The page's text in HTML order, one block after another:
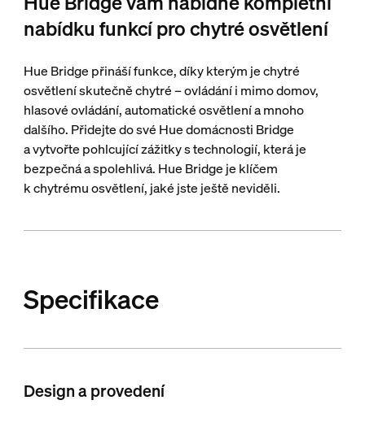
nabídku funkcí pro chytré osvětlení
Hue Bridge přináší funkce, díky kterým je chytré
osvětlení skutečně chytré – ovládání i mimo domov,
hlasové ovládání, automatické osvětlení a mnoho
dalšího. Přidejte do své Hue domácnosti Bridge
a vytvořte pohlcující zážitky s technologií, která je
bezpečná a spolehlivá. Hue Bridge je klíčem
k chytrému osvětlení, jaké jste ještě neviděli.
Specifikace
Design a provedení